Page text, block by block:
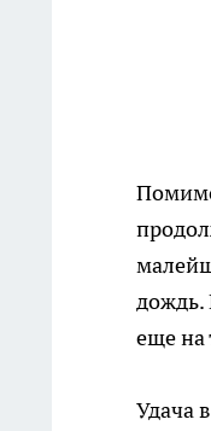
дождь.
еще на
Удача